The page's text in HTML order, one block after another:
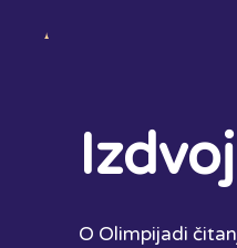
O Olimpijadi